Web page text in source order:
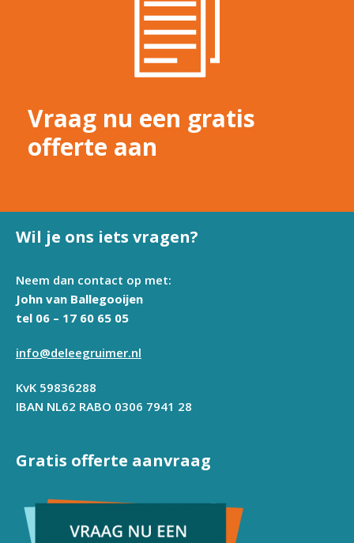
Vraag nu een gratis
offerte aan
Wil je ons iets vragen?
Neem dan contact op met:
John van Ballegooijen
tel 06 – 17 60 65 05
info@deleegruimer.nl
KvK 59836288
IBAN NL62 RABO 0306 7941 28
Gratis offerte aanvraag